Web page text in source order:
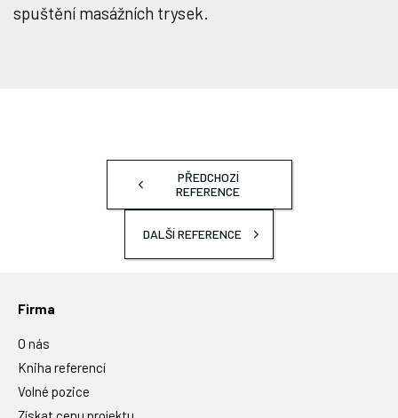
spuštění masážních trysek.
PŘEDCHOZÍ
REFERENCE
DALŠÍ REFERENCE
Firma
O nás
Kniha referencí
Volné pozice